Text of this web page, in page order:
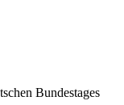
Bundestages